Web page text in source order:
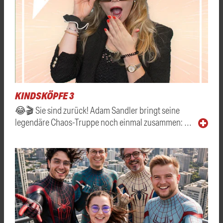
KINDSKÖPFE 3
😂🎬 Sie sind zurück! Adam Sandler bringt seine
legendäre Chaos-Truppe noch einmal zusammen: …